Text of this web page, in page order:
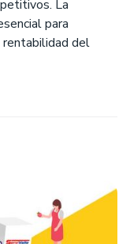
La
para
rentabilidad del